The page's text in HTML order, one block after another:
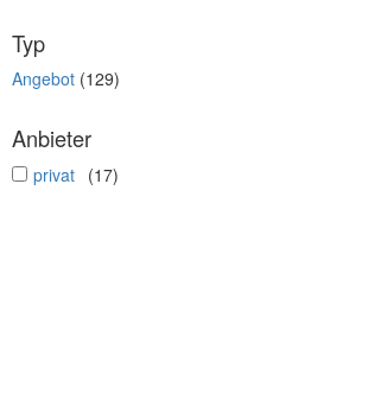
Typ
Angebot (129)
Anbieter
undefined
privat (17)